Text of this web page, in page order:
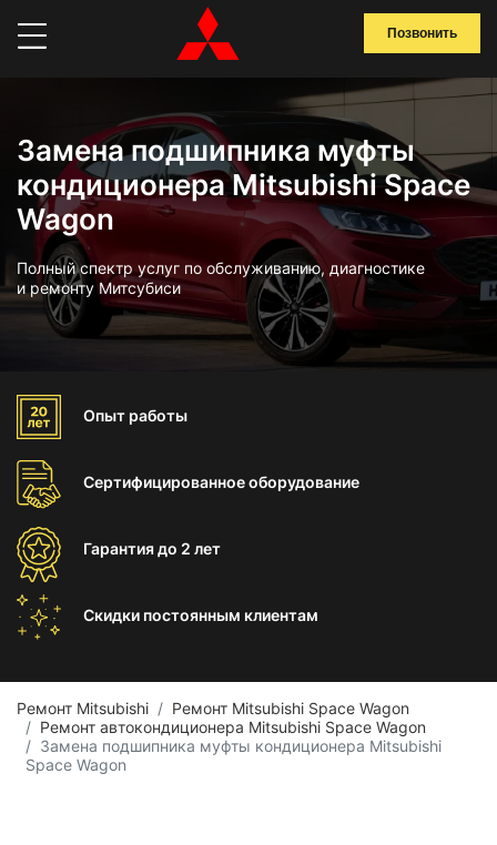
Позвонить
Замена подшипника муфты
кондиционера Mitsubishi Space
Wagon
Полный спектр услуг по обслуживанию, диагностике
и ремонту Митсубиси
Опыт работы
Сертифицированноеоборудование
Гарантиядо 2 лет
Скидки постоянным клиентам
Ремонт Mitsubishi
Ремонт Mitsubishi Space Wagon
Ремонт автокондиционера Mitsubishi Space Wagon
Замена подшипника муфты кондиционера Mitsubishi
Space Wagon